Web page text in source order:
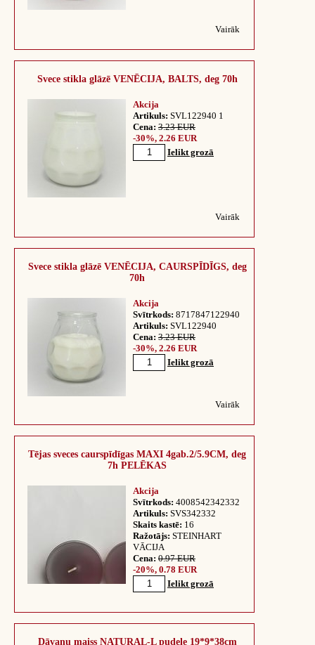
Vairāk
Svece stikla glāzē VENĒCIJA, BALTS, deg 70h
Akcija
Artikuls: SVL122940 1
Cena: 3.23 EUR
-30%, 2.26 EUR
Ielikt grozā
Vairāk
Svece stikla glāzē VENĒCIJA, CAURSPĪDĪGS, deg
70h
Akcija
Svītrkods: 8717847122940
Artikuls: SVL122940
Cena: 3.23 EUR
-30%, 2.26 EUR
Ielikt grozā
Vairāk
Tējas sveces caurspīdīgas MAXI 4gab.2/5.9CM, deg
7h PELĒKAS
Akcija
Svītrkods: 4008542342332
Artikuls: SVS342332
Skaits kastē: 16
Ražotājs: STEINHART
VĀCIJA
Cena: 0.97 EUR
-20%, 0.78 EUR
Ielikt grozā
Dāvanu maiss NATURAL-L pudele 19*9*38cm